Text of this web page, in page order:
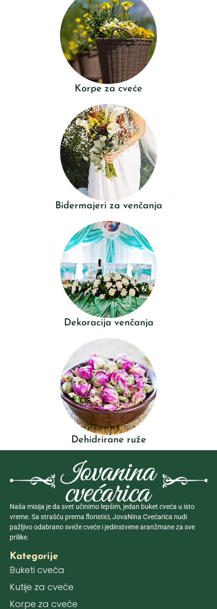
Korpe za cveće
Bidermajeri za venčanja
Dekoracija venčanja
Dehidrirane ruže
Naša misija je da svet učinimo lepšim, jedan buket cveća u isto
vreme. Sa strašću prema floristici, JovaNina Cvećarica nudi
pažljivo odabrano sveže cveće i jedinstvene aranžmane za sve
prilike.
Kategorije
Buketi cveća
Kutije za cveće
Korpe za cveće